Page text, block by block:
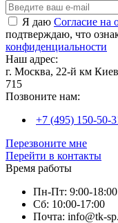
Я даю Согласие на
подтверждаю, что
конфиденциальности
Наш адрес:
г. Москва, 22-й км
715
Позвоните нам:
+7 (495) 150-50-
Перезвоните мне
Перейти в контакты
Время работы
Пн-Пт: 9:00-18:00
Сб: 10:00-17:00
Почта: info@tk-